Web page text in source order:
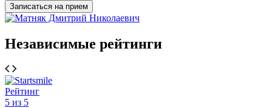
Записаться на прием
Независимые рейтинги
Рейтинг
5 из 5